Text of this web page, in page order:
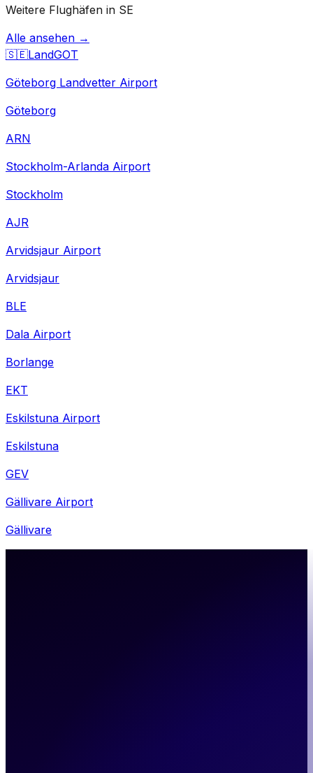
Weitere Flughäfen in SE
Alle ansehen →
🇸🇪LandGOT
Göteborg Landvetter Airport
Göteborg
ARN
Stockholm-Arlanda Airport
Stockholm
AJR
Arvidsjaur Airport
Arvidsjaur
BLE
Dala Airport
Borlange
EKT
Eskilstuna Airport
Eskilstuna
GEV
Gällivare Airport
Gällivare